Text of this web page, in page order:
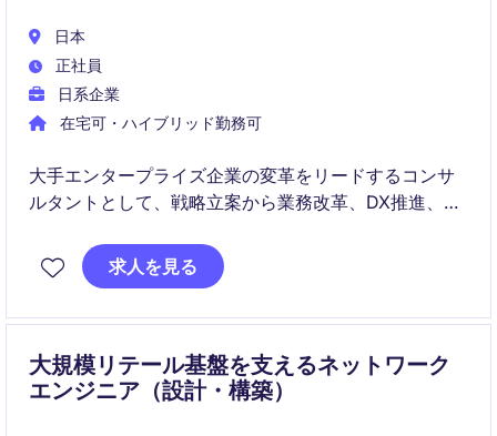
日本
正社員
日系企業
在宅可・ハイブリッド勤務可
大手エンタープライズ企業の変革をリードするコンサ
ルタントとして、戦略立案から業務改革、DX推進、テ
営層と直接対峙する100%プライム案件を通じて市場価
値を高めながら、将来的にはCxOや経営人材を目指せ
求人を見る
大規模リテール基盤を支えるネットワーク
エンジニア（設計・構築）